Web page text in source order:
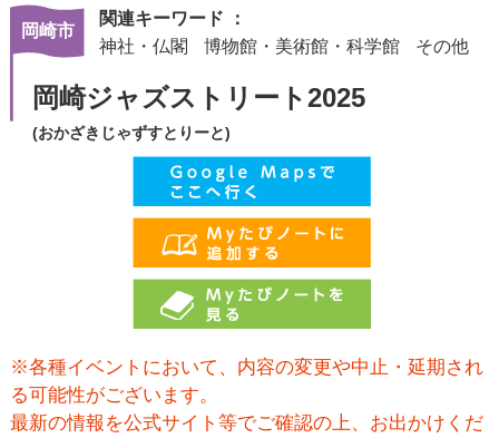
岡崎市
関連キーワード ：
神社・仏閣
博物館・美術館・科学館 その他
岡崎ジャズストリート2025
(おかざきじゃずすとりーと)
※各種イベントにおいて、内容の変更や中止・延期され
る可能性がございます。
最新の情報を公式サイト等でご確認の上、お出かけくだ